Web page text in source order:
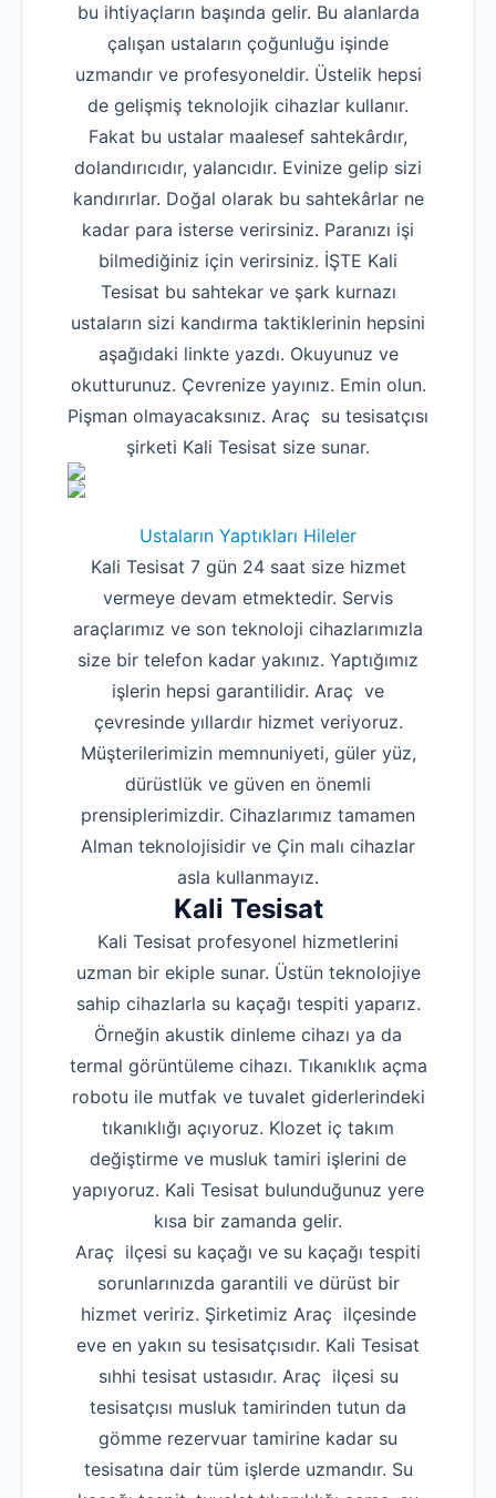
bu ihtiyaçların başında gelir. Bu alanlarda
çalışan ustaların çoğunluğu işinde
uzmandır ve profesyoneldir. Üstelik hepsi
de gelişmiş teknolojik cihazlar kullanır.
Fakat bu ustalar maalesef sahtekârdır,
dolandırıcıdır, yalancıdır. Evinize gelip sizi
kandırırlar. Doğal olarak bu sahtekârlar ne
kadar para isterse verirsiniz. Paranızı işi
bilmediğiniz için verirsiniz. İŞTE Kali
Tesisat bu sahtekar ve şark kurnazı
ustaların sizi kandırma taktiklerinin hepsini
aşağıdaki linkte yazdı. Okuyunuz ve
okutturunuz. Çevrenize yayınız. Emin olun.
Pişman olmayacaksınız. Araç su tesisatçısı
şirketi Kali Tesisat size sunar.
Ustaların Yaptıkları Hileler
Kali Tesisat 7 gün 24 saat size hizmet
vermeye devam etmektedir. Servis
araçlarımız ve son teknoloji cihazlarımızla
size bir telefon kadar yakınız. Yaptığımız
işlerin hepsi garantilidir. Araç ve
çevresinde yıllardır hizmet veriyoruz.
Müşterilerimizin memnuniyeti, güler yüz,
dürüstlük ve güven en önemli
prensiplerimizdir. Cihazlarımız tamamen
Alman teknolojisidir ve Çin malı cihazlar
asla kullanmayız.
Kali Tesisat
Kali Tesisat profesyonel hizmetlerini
uzman bir ekiple sunar. Üstün teknolojiye
sahip cihazlarla su kaçağı tespiti yaparız.
Örneğin akustik dinleme cihazı ya da
termal görüntüleme cihazı. Tıkanıklık açma
robotu ile mutfak ve tuvalet giderlerindeki
tıkanıklığı açıyoruz. Klozet iç takım
değiştirme ve musluk tamiri işlerini de
yapıyoruz. Kali Tesisat bulunduğunuz yere
kısa bir zamanda gelir.
Araç ilçesi su kaçağı ve su kaçağı tespiti
sorunlarınızda garantili ve dürüst bir
hizmet veririz. Şirketimiz Araç ilçesinde
eve en yakın su tesisatçısıdır. Kali Tesisat
sıhhi tesisat ustasıdır. Araç ilçesi su
tesisatçısı musluk tamirinden tutun da
gömme rezervuar tamirine kadar su
tesisatına dair tüm işlerde uzmandır. Su